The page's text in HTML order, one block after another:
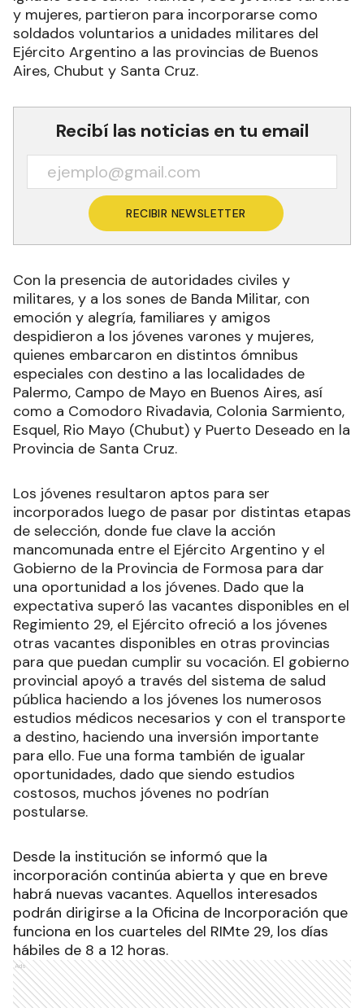
y mujeres, partieron para incorporarse como
soldados voluntarios a unidades militares del
Ejército Argentino a las provincias de Buenos
Aires, Chubut y Santa Cruz.
Recibí las noticias en tu email
RECIBIR NEWSLETTER
Con la presencia de autoridades civiles y
militares, y a los sones de Banda Militar, con
emoción y alegría, familiares y amigos
despidieron a los jóvenes varones y mujeres,
quienes embarcaron en distintos ómnibus
especiales con destino a las localidades de
Palermo, Campo de Mayo en Buenos Aires, así
como a Comodoro Rivadavia, Colonia Sarmiento,
Esquel, Rio Mayo (Chubut) y Puerto Deseado en la
Provincia de Santa Cruz.
Los jóvenes resultaron aptos para ser
incorporados luego de pasar por distintas etapas
de selección, donde fue clave la acción
mancomunada entre el Ejército Argentino y el
Gobierno de la Provincia de Formosa para dar
una oportunidad a los jóvenes. Dado que la
expectativa superó las vacantes disponibles en el
Regimiento 29, el Ejército ofreció a los jóvenes
otras vacantes disponibles en otras provincias
para que puedan cumplir su vocación. El gobierno
provincial apoyó a través del sistema de salud
pública haciendo a los jóvenes los numerosos
estudios médicos necesarios y con el transporte
a destino, haciendo una inversión importante
para ello. Fue una forma también de igualar
oportunidades, dado que siendo estudios
costosos, muchos jóvenes no podrían
postularse.
Desde la institución se informó que la
incorporación continúa abierta y que en breve
habrá nuevas vacantes. Aquellos interesados
podrán dirigirse a la Oficina de Incorporación que
funciona en los cuarteles del RIMte 29, los días
hábiles de 8 a 12 horas.
Ads